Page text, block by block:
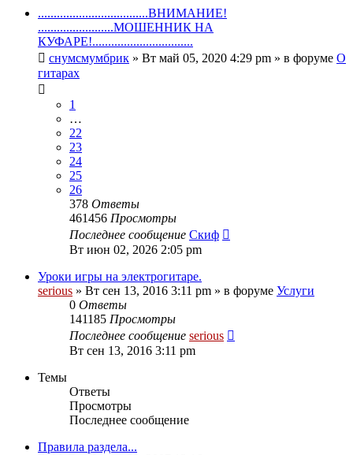
...................................ВНИМАНИЕ!
........................МОШЕННИК НА
КУФАРЕ!................................
снумсмумбрик » Вт май 05, 2020 4:29 pm » в форуме О
гитарах
1
…
22
23
24
25
26
378 Ответы
461456 Просмотры
Последнее сообщение Скиф
Вт июн 02, 2026 2:05 pm
Уроки игры на электрогитаре.
serious » Вт сен 13, 2016 3:11 pm » в форуме Услуги
0 Ответы
141185 Просмотры
Последнее сообщение serious
Вт сен 13, 2016 3:11 pm
Темы
Ответы
Просмотры
Последнее сообщение
Правила раздела...